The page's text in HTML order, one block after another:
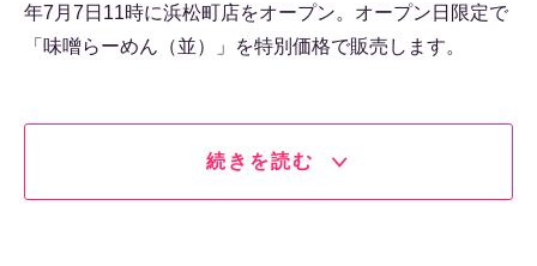
年7月7日11時に浜松町店をオープン。オープン日限定で
「味噌らーめん（並）」を特別価格で販売します。
続きを読む